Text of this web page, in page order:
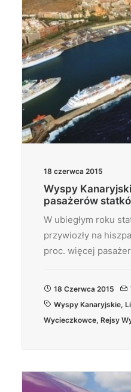
18 czerwca 2015
Wyspy
pasażerów
W ubiegłym roku
przywiozły na
proc. więcej
18 Czerwca 2015
Wyspy Kanaryjskie,
Wycieczkowce, Rejsy